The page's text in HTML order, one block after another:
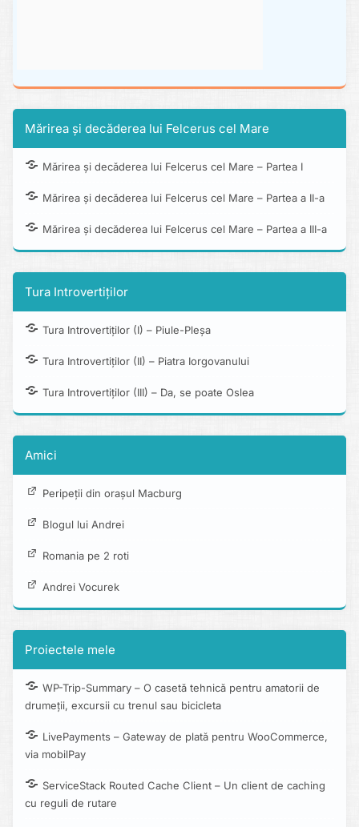
Mărirea și decăderea lui Felcerus cel Mare
Mărirea și decăderea lui Felcerus cel Mare – Partea I
Mărirea și decăderea lui Felcerus cel Mare – Partea a II-a
Mărirea și decăderea lui Felcerus cel Mare – Partea a III-a
Tura Introvertiților
Tura Introvertiților (I) – Piule-Pleșa
Tura Introvertiților (II) – Piatra Iorgovanului
Tura Introvertiților (III) – Da, se poate Oslea
Amici
Peripeții din orașul Macburg
Blogul lui Andrei
Romania pe 2 roti
Andrei Vocurek
Proiectele mele
WP-Trip-Summary – O casetă tehnică pentru amatorii de
drumeții, excursii cu trenul sau bicicleta
LivePayments – Gateway de plată pentru WooCommerce,
via mobilPay
ServiceStack Routed Cache Client – Un client de caching
cu reguli de rutare